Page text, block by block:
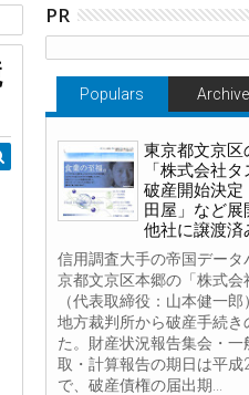
PR
Populars Archive
東京都文京区
「株式会社
破産開始決
田屋」など展
他社に譲渡済
信用調査大手の帝国データ
京都文京区本郷の「株式会
（代表取締役：山本健一
地方裁判所から破産手続き
た。財産状況報告集会・
取・計算報告の期日は平
で、破産債権の届出期...